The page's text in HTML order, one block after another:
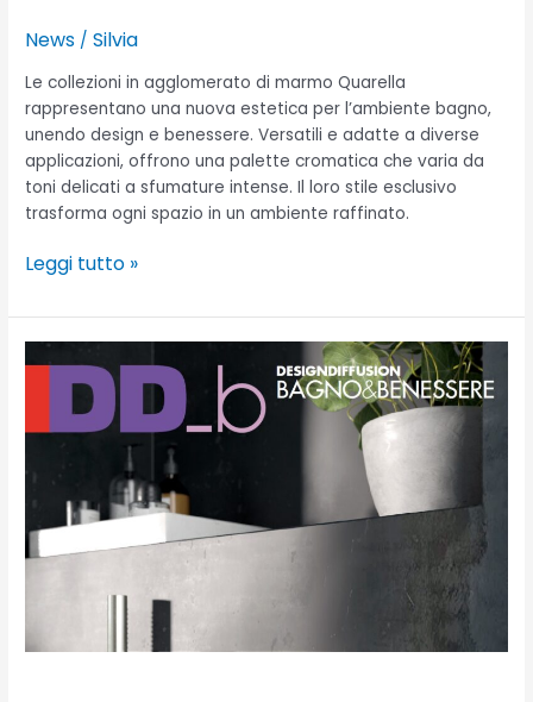
News /Silvia
Le collezioni in agglomerato di marmo Quarella
rappresentano una nuova estetica per l’ambiente bagno,
unendo design e benessere. Versatili e adatte a diverse
applicazioni, offrono una palette cromatica che varia da
toni delicati a sfumature intense. Il loro stile esclusivo
trasforma ogni spazio in un ambiente raffinato.
Leggi tutto »
nuovi
della
sulla
rivista
DD_b